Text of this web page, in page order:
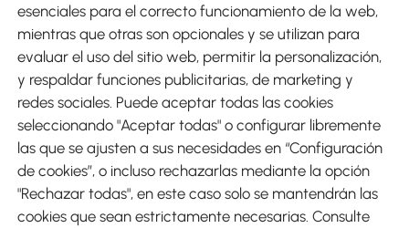
Envíos
Descargar Aosom App
esenciales para el correcto funcionamiento de la web,
mientras que otras son opcionales y se utilizan para
evaluar el uso del sitio web, permitir la personalización,
y respaldar funciones publicitarias, de marketing y
redes sociales. Puede aceptar todas las cookies
seleccionando "Aceptar todas" o configurar libremente
las que se ajusten a sus necesidades en “Configuración
de cookies”, o incluso rechazarlas mediante la opción
"Rechazar todas", en este caso solo se mantendrán las
cookies que sean estrictamente necesarias. Consulte